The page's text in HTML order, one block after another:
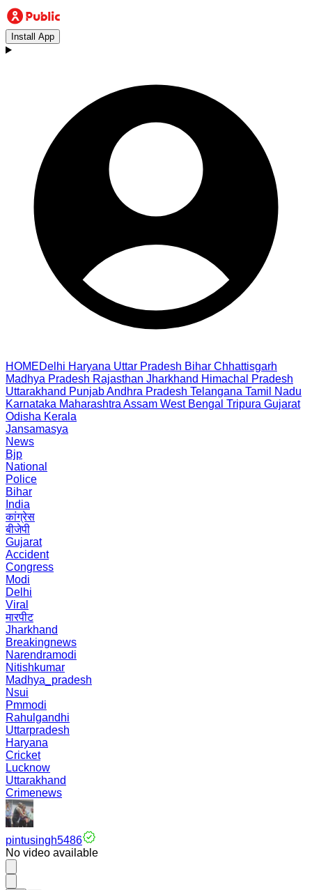
Install App
HOMEDelhi Haryana Uttar Pradesh Bihar Chhattisgarh
Madhya Pradesh Rajasthan Jharkhand Himachal Pradesh
Uttarakhand PunjabAndhra Pradesh Telangana Tamil Nadu
Karnataka Maharashtra Assam West Bengal Tripura Gujarat
Odisha Kerala
Jansamasya
News
Bjp
National
Police
Bihar
India
कांग्रेस
बीजेपी
Gujarat
Accident
Congress
Modi
Delhi
Viral
मारपीट
Jharkhand
Breakingnews
Narendramodi
Nitishkumar
Madhya_pradesh
Nsui
Pmmodi
Rahulgandhi
Uttarpradesh
Haryana
Cricket
Lucknow
Uttarakhand
Crimenews
pintusingh5486
No video available